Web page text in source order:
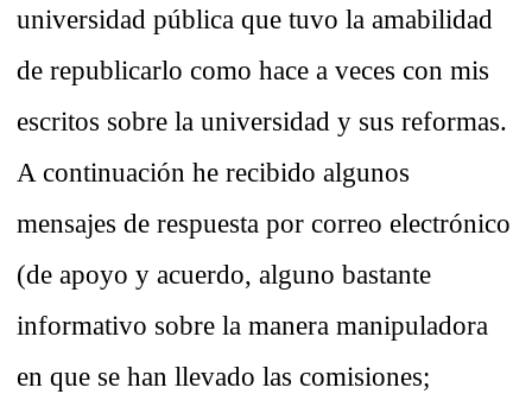
universidad pública que tuvo la amabilidad
de republicarlo como hace a veces con mis
escritos sobre la universidad y sus reformas.
A continuación he recibido algunos
mensajes de respuesta por correo electrónico
(de apoyo y acuerdo, alguno bastante
informativo sobre la manera manipuladora
en que se han llevado las comisiones;